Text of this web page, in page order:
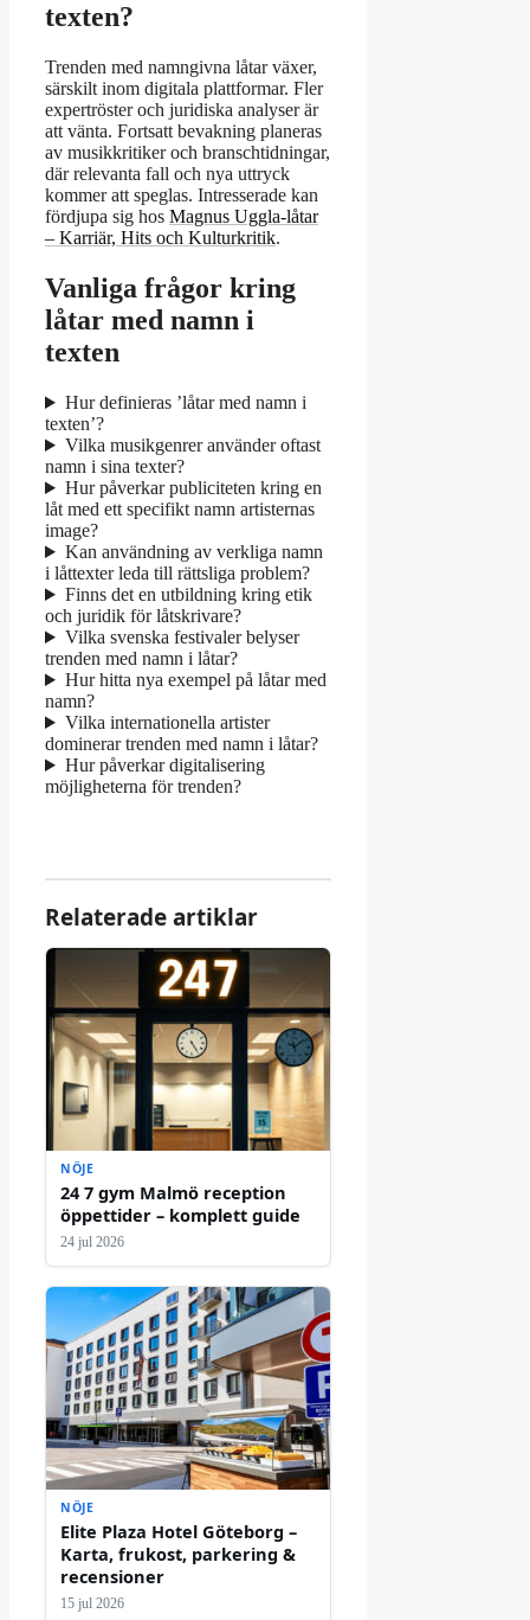
texten?
Trenden med namngivna låtar växer,
särskilt inom digitala plattformar. Fler
expertröster och juridiska analyser är
att vänta. Fortsatt bevakning planeras
av musikkritiker och branschtidningar,
där relevanta fall och nya uttryck
kommer att speglas. Intresserade kan
fördjupa sig hos Magnus Uggla-låtar
– Karriär, Hits och Kulturkritik.
Vanliga frågor kring
låtar med namn i
texten
Hur definieras ’låtar med namn i
texten’?
Vilka musikgenrer använder oftast
namn i sina texter?
Hur påverkar publiciteten kring en
låt med ett specifikt namn artisternas
image?
Kan användning av verkliga namn
i låttexter leda till rättsliga problem?
Finns det en utbildning kring etik
och juridik för låtskrivare?
Vilka svenska festivaler belyser
trenden med namn i låtar?
Hur hitta nya exempel på låtar med
namn?
Vilka internationella artister
dominerar trenden med namn i låtar?
Hur påverkar digitalisering
möjligheterna för trenden?
Relaterade artiklar
NÖJE
24 7 gym Malmö reception
öppettider – komplett guide
24 jul 2026
NÖJE
Elite Plaza Hotel Göteborg –
Karta, frukost, parkering &
recensioner
15 jul 2026